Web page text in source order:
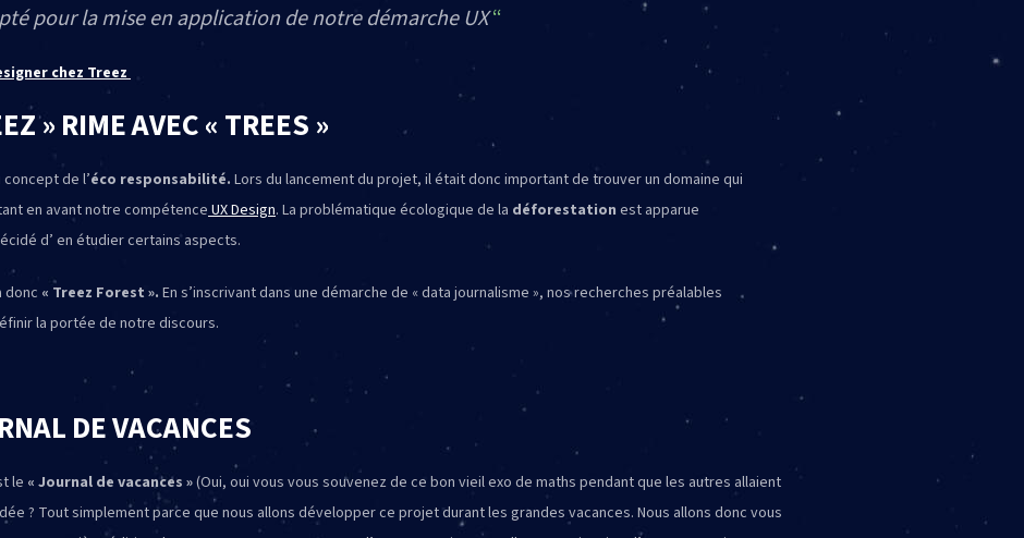
pour la mise en application de notre démarche UX
chez Treez
» RIME AVEC « TREES »
de l’éco responsabilité. Lors du lancement du projet, il était donc important de trouver un domaine qui
en avant notre compétenceUX Design. La problématique écologique de la déforestation est apparue
d’ en étudier certains aspects.
donc « Treez Forest ». En s’inscrivant dans une démarche de « data journalisme », nos recherches préalables
la portée de notre discours.
DE VACANCES
le « Journal de vacances »(Oui, oui vous vous souvenez de ce bon vieil exo de maths pendant que les autres allaient
? Tout simplement parce que nous allons développer ce projet durant les grandes vacances. Nous allons donc vous